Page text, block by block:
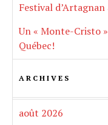
Festival
Un « Monte-Cristo
Québec!
ARCHIVES
août 2026